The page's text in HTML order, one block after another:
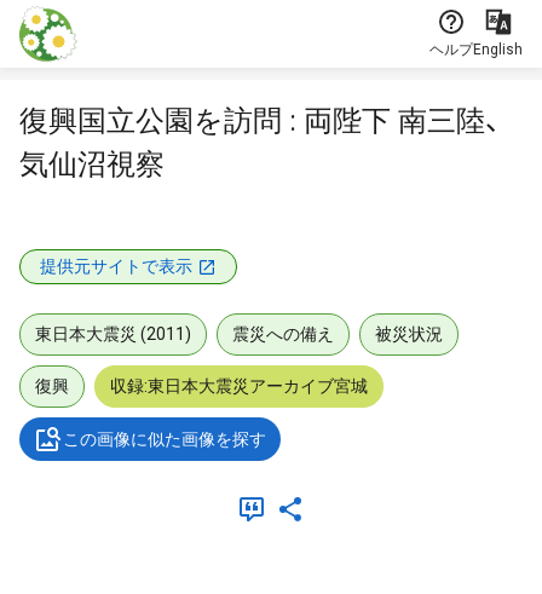
本文に飛ぶ
ヘルプEnglish
復興国立公園を訪問 : 両陛下 南三陸、
気仙沼視察
提供元サイトで表示
東日本大震災 (2011) 震災への備え 被災状況
復興 収録:東日本大震災アーカイブ宮城
この画像に似た画像を探す